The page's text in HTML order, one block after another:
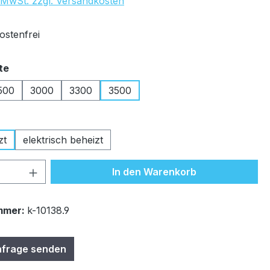
auswählen
ist zurzeit nicht verfügbar.)
3000 3300 3500
elektrisch beheizt
Anzahl: Gib den gewünschten Wert
In den Warenkorb
k-10138.9
senden